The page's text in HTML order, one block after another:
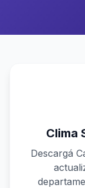
Clima
Descargá